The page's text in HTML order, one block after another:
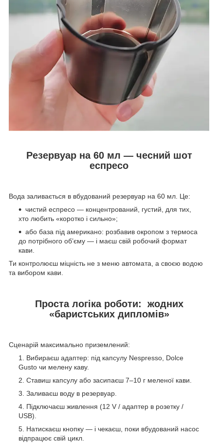
Резервуар на 60 мл — чесний шот
еспресо
Вода заливається в вбудований резервуар на 60 мл. Це:
чистий еспресо — концентрований, густий, для тих,
хто любить «коротко і сильно»;
або база під американо: розбавив окропом з термоса
до потрібного об’єму — і маєш свій робочий формат
кави.
Ти контролюєш міцність не з меню автомата, а своєю водою
та вибором кави.
Проста логіка роботи: жодних
«баристських дипломів»
Сценарій максимально приземлений:
Вибираєш адаптер: під капсулу Nespresso, Dolce
Gusto чи мелену каву.
Ставиш капсулу або засипаєш 7–10 г меленої кави.
Заливаєш воду в резервуар.
Підключаєш живлення (12 V / адаптер в розетку /
USB).
Натискаєш кнопку — і чекаєш, поки вбудований насос
відпрацює свій цикл.